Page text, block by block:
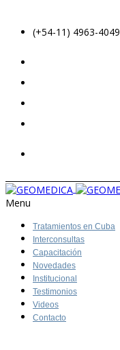
(+54-11) 4963-4049
Menu
Tratamientos en Cuba
Interconsultas
Capacitación
Novedades
Institucional
Testimonios
Videos
Contacto